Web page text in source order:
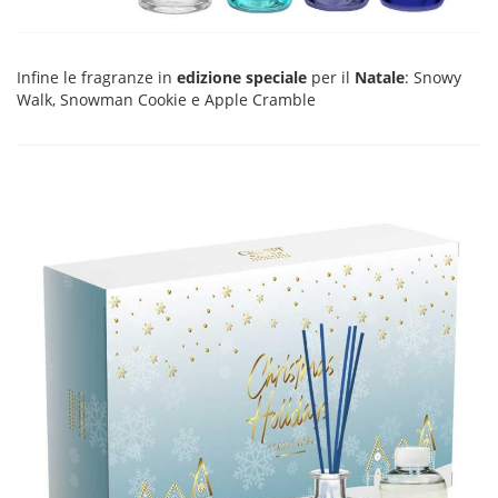
Infine le fragranze in edizione speciale per il Natale: Snowy
Walk, Snowman Cookie e Apple Cramble